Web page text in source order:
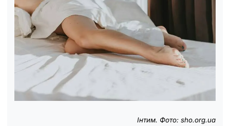
Інтим. Фото: sho.org.ua